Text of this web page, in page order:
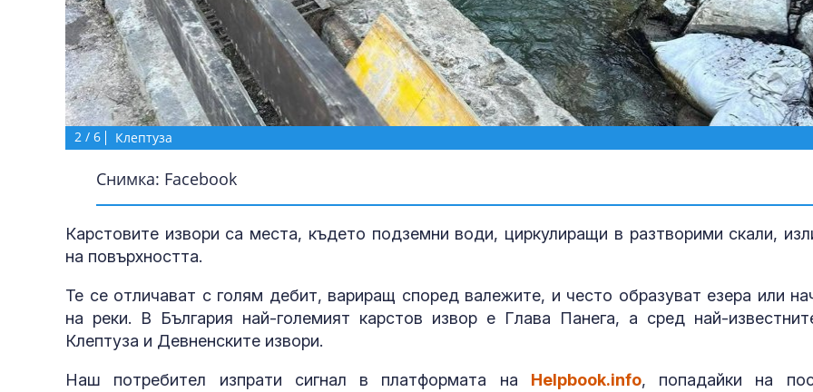
2 / 6 Клептуза
Снимка: Facebook
Карстовите извори са места, където подземни води, циркулиращи в разтворими скали,
на повърхността.
Те се отличават с голям дебит, вариращ според валежите, и често образуват езера или
на реки. В България най-големият карстов извор е Глава Панега, а сред най-
Клептуза и Девненските извори.
Наш потребител изпрати сигнал в платформата на Helpbook.info, попадайки на
украински